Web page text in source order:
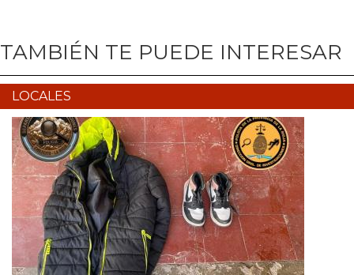
TAMBIÉN TE PUEDE INTERESAR
LOCALES